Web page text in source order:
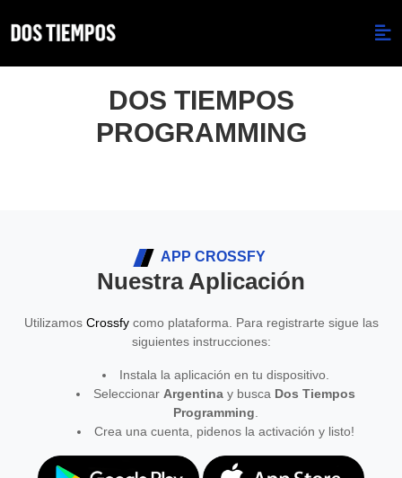
DOS TIEMPOS
PROGRAMMING
APP CROSSFY
Nuestra Aplicación
Utilizamos Crossfycomo plataforma. Para registrarte sigue las
siguientes instrucciones:
Instala la aplicación en tu dispositivo.
Seleccionar Argentinay busca Dos Tiempos
Programming
Crea una cuenta, pidenos la activación y listo!